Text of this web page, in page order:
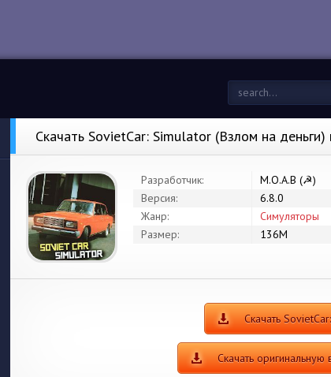
Скачать SovietCar: Simulator (Взлом на
Разработчик:
M.O.A.B (☭)
Версия:
6.8.0
Жанр:
Симуляторы
Размер:
136M
Скачать
Скачать